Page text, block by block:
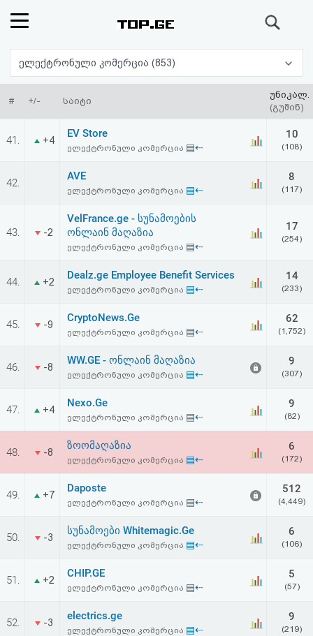
რეიტინგი
(მთავარი)
ფოსტა
ავტორიზაცია
პაროლის
აღდგენა
HTML
სალიცენზიო
შეთანხმება
და
პასუხისმგებლობის
უარყოფა
ელექტრონული კომერცია (853)
# +/- საიტი
უნიკალ.
(გუშინ)
41. +4
EV Store
ელექტრონული კომერცია ▤⇠
10
(108)
42.
AVE
ელექტრონული კომერცია ▤⇠
8
(117)
43. -2
VelFrance.ge - სუნამოების
ონლაინ მაღაზია
ელექტრონული კომერცია ▤⇠
17
(254)
44. +2
Dealz.ge Employee Benefit Services
ელექტრონული კომერცია ▤⇠
14
(233)
45. -9
CryptoNews.Ge
ელექტრონული კომერცია ▤⇠
62
(1,752)
46. -8
WW.GE - ონლაინ მაღაზია
ელექტრონული კომერცია ▤⇠
9
(307)
47. +4
Nexo.Ge
ელექტრონული კომერცია ▤⇠
9
(82)
48. -8
ზოომაღაზია
ელექტრონული კომერცია ▤⇠
6
(172)
49. +7
Daposte
ელექტრონული კომერცია ▤⇠
512
(4,449)
50. -3
სუნამოები Whitemagic.Ge
ელექტრონული კომერცია ▤⇠
6
(106)
51. +2
CHIP.GE
ელექტრონული კომერცია ▤⇠
5
(57)
52. -3
electrics.ge
ელექტრონული კომერცია ▤⇠
9
(219)